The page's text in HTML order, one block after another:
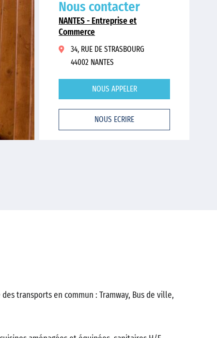
Nous contacter
NANTES - Entreprise et
Commerce
34, RUE DE STRASBOURG
44002 NANTES
NOUS APPELER
NOUS ECRIRE
transports en commun : Tramway, Bus de ville,